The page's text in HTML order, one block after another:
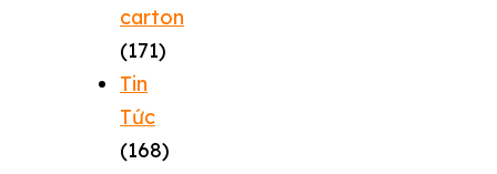
carton
(171)
Tin
Tức
(168)